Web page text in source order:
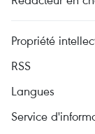
Propriété
RSS
Langues
Service